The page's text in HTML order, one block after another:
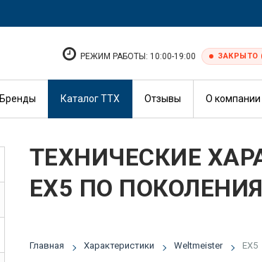
РЕЖИМ РАБОТЫ: 10:00-19:00 ЗАКРЫТО
Бренды Каталог ТТХ Отзывы О компании
ТЕХНИЧЕСКИЕ
EX5 ПО
Главная Характеристики Weltmeister EX5